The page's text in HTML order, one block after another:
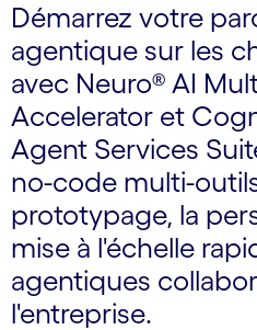
Démarrez votre
agentique sur les
avec Neuro® AI
Accelerator et
Agent Services
no-code multi-
prototypage, la
mise à l'échelle
agentiques
l'entreprise.